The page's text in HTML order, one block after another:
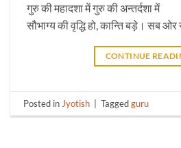
गुरु की महादशा में गुरु की अन्तर्दशा में
सौभाग्य की वृद्धि हो, कान्ति बड़े। सब
CONTINUE
Posted in Jyotish Taggedguru